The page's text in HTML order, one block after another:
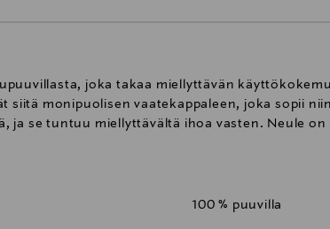
joka takaa miellyttävän
siitä monipuolisen vaatekappaleen, joka sopii
ja se tuntuu miellyttävältä ihoa vasten. Neule
100 % puuvilla